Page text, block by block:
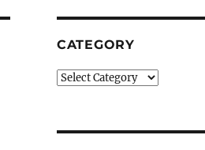
CATEGORY
Category